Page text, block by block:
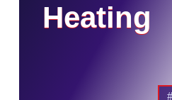
Heating